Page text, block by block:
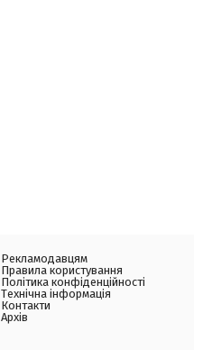
Рекламодавцям
Правила користування
Політика конфіденційності
Технічна інформація
Контакти
Архів